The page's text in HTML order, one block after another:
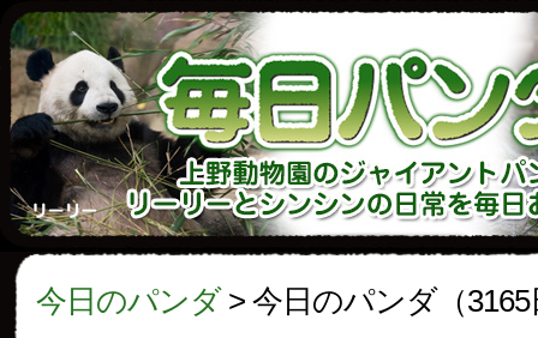
今日のパンダ> 今日のパンダ（3165